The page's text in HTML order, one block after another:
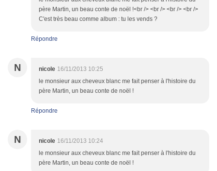
père Martin, un beau conte de noël !<br /> <br /> <br /> <br />
C'est très beau comme album : tu les vends ?
Répondre
N nicole 16/11/2013 10:25
le monsieur aux cheveux blanc me fait penser à l'histoire du
père Martin, un beau conte de noël !
Répondre
N nicole 16/11/2013 10:24
le monsieur aux cheveux blanc me fait penser à l'histoire du
père Martin, un beau conte de noël !